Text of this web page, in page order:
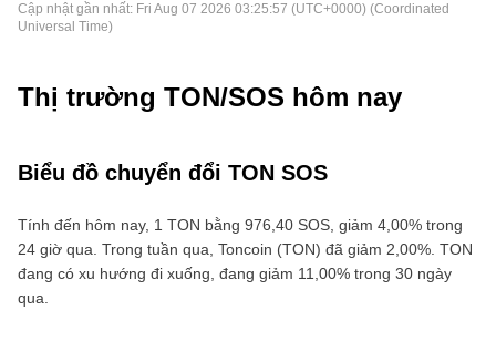
Cập nhật gần nhất: Fri Aug 07 2026 03:25:57 (UTC+0000) (Coordinated
Universal Time)
Thị trường TON/SOS hôm nay
Biểu đồ chuyển đổi TON SOS
Tính đến hôm nay, 1 TON bằng 976,40 SOS, giảm 4,00% trong
24 giờ qua. Trong tuần qua, Toncoin (TON) đã giảm 2,00%. TON
đang có xu hướng đi xuống, đang giảm 11,00% trong 30 ngày
qua.